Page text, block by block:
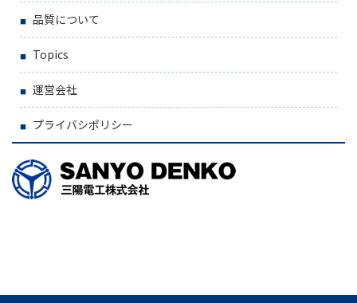
品質について
Topics
運営会社
プライバシポリシー